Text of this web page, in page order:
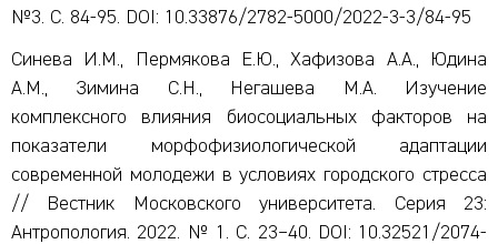
№3. С. 84-95. DOI: 10.33876/2782-5000/2022-3-3/84-95
Синева И.М., Пермякова Е.Ю., Хафизова А.А., Юдина
А.М., Зимина С.Н., Негашева М.А. Изучение
комплексного влияния биосоциальных факторов на
показатели морфофизиологической адаптации
современной молодежи в условиях городского стресса
// Вестник Московского университета. Серия 23:
Антропология. 2022. № 1. С. 23–40. DOI: 10.32521/2074-